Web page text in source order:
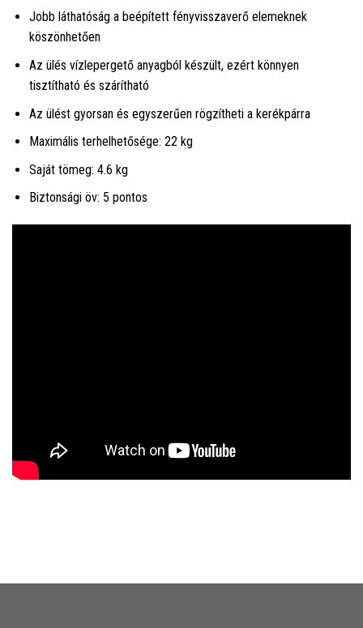
Jobb láthatóság a beépített fényvisszaverő elemeknek
köszönhetően
Az ülés vízlepergető anyagból készült, ezért könnyen
tisztítható és szárítható
Az ülést gyorsan és egyszerűen rögzítheti a kerékpárra
Maximális terhelhetősége: 22 kg
Saját tömeg: 4.6 kg
Biztonsági öv: 5 pontos